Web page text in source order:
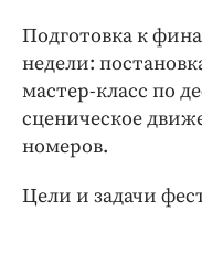
Подготовка к
недели:
мастер-класс по
сценическое
номеров.
Цели и задачи